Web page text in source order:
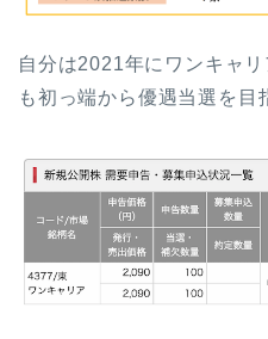
自分は2021年にワンキャ
も初っ端から優遇当選を目